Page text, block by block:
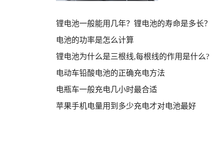
锂电池一般能用几年？锂电池的寿命是多长？
电池的功率是怎么计算
锂电池为什么是三根线,每根线的作用是什么?
电动车铅酸电池的正确充电方法
电瓶车一般充电几小时最合适
苹果手机电量用到多少充电才对电池最好